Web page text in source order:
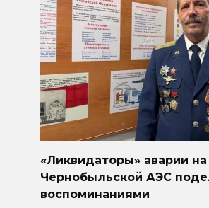
«Ликвидаторы» аварии на
Чернобыльской АЭС
воспоминаниями